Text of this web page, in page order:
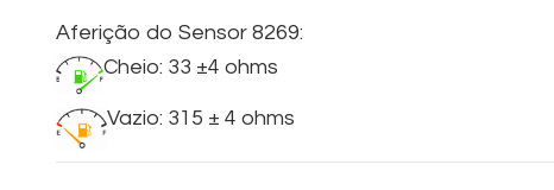
Aferição do Sensor 8269:
Cheio: 33 ±4 ohms
Vazio: 315 ± 4 ohms